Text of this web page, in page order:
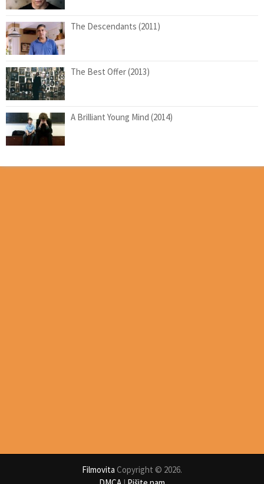
The Descendants (2011)
The Best Offer (2013)
A Brilliant Young Mind (2014)
Filmovita Copyright © 2026.